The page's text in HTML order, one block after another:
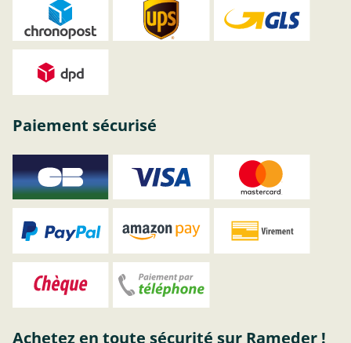
Paiement sécurisé
Achetez en toute sécurité sur Rameder !